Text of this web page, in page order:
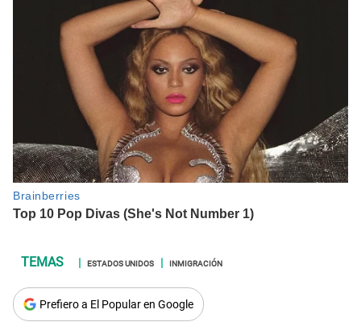
ESTADOS UNIDOS INMIGRACIÓN
Prefiero a El Popular en Google